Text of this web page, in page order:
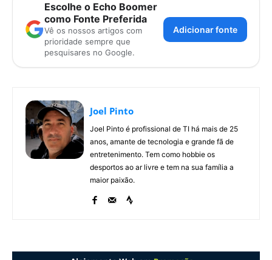
Escolhe o Echo Boomer
como Fonte Preferida
Vê os nossos artigos com
prioridade sempre que
pesquisares no Google.
Adicionar fonte
Joel Pinto
Joel Pinto é profissional de TI há mais de 25
anos, amante de tecnologia e grande fã de
entretenimento. Tem como hobbie os
desportos ao ar livre e tem na sua família a
maior paixão.